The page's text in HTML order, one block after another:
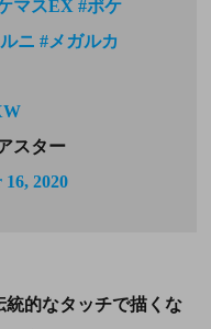
マスEX #ポケ
ニ #メガルカ
スター
16, 2020
統的なタッチで描くな